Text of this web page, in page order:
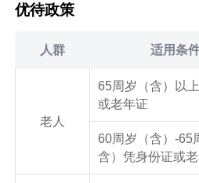
优待政策
人群 适用条
老人
65周岁（含）以
或老年证
60周岁（含）-65
含）凭身份证或